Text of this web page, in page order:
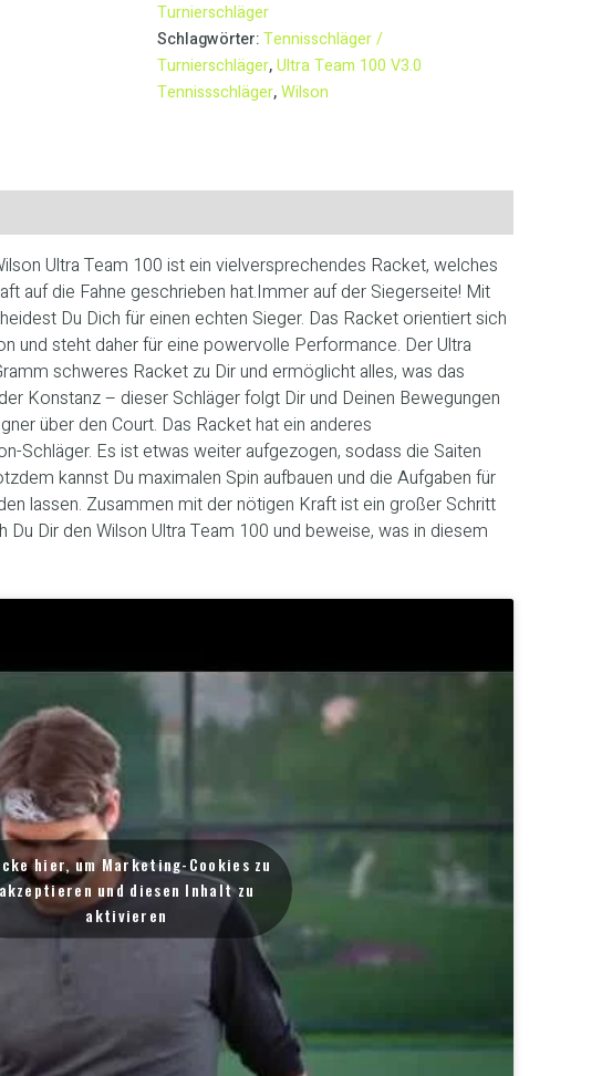
Turnierschläger
Schlagwörter:Tennisschläger /
Turnierschläger,Ultra Team 100 V3.0
Tennissschläger,Wilson
Ultra Team 100 ist ein vielversprechendes Racket, welches
auf die Fahne geschrieben hat.Immer auf der Siegerseite! Mit
Du Dich für einen echten Sieger. Das Racket orientiert sich
und steht daher für eine powervolle Performance. Der Ultra
schweres Racket zu Dir und ermöglicht alles, was das
Konstanz – dieser Schläger folgt Dir und Deinen Bewegungen
über den Court. Das Racket hat ein anderes
Schläger. Es ist etwas weiter aufgezogen, sodass die Saiten
kannst Du maximalen Spin aufbauen und die Aufgaben für
lassen. Zusammen mit der nötigen Kraft ist ein großer Schritt
Du Dir den Wilson Ultra Team 100 und beweise, was in diesem
hier, um Marketing-Cookies zu
und diesen Inhalt zu
aktivieren